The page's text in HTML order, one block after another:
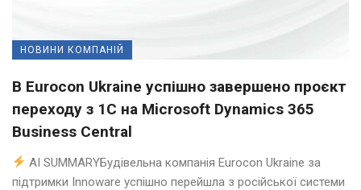
НОВИНИ КОМПАНІЙ
В Eurocon Ukraine успішно завершено проєкт
переходу з 1С на Microsoft Dynamics 365
Business Central
AI SUMMARYБудівельна компанія Eurocon Ukraine за
підтримки Innoware успішно перейшла з російської системи